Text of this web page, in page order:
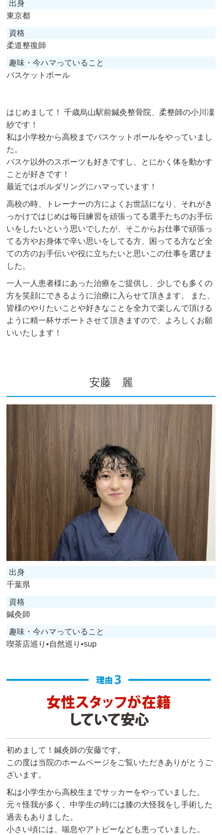
出身
東京都
資格
柔道整復師
趣味・今ハマっていること
バスケットボール
はじめまして！ 千歳烏山駅前鍼灸整骨院、柔整師の小川凜
紗です！
私は小学校から高校までバスケットボールをやっていまし
た。
バスケ以外のスポーツも好きですし、とにかく体を動かす
ことが好きです！
最近ではボルダリングにハマっています！
高校の時、トレーナーの方によくお世話になり、それがき
っかけではじめは毎日練習を頑張ってる選手たちのお手伝
いをしたいという思いでしたが、そこからお仕事で頑張っ
てる方やお身体で辛い思いをしてる方、困ってる方など全
ての方のお手伝いや役に立ちたいと思いこの仕事を選びま
した。
一人一人患者様にあった治療をご提供し、少しでも多くの
方を笑顔にできるように治療に入らせて頂きます。 また、
皆様のやりたいことや好きなことを全力で楽しんで頂ける
ように精一杯サポートさせて頂きますので、よろしくお願
いいたします！
安藤 麗
出身
千葉県
資格
鍼灸師
趣味・今ハマっていること
喫茶店巡り•自然巡り•sup
初めまして！鍼灸師の安藤です。
この度は当院のホームページをご覧いただきありがとうご
ざいます。
私は小学生から高校生までサッカーをやっていました。
元々怪我が多く、中学生の時には膝の大怪我をし手術した
過去もありました。
小さい頃には、喘息やアトピーなども患っていました。